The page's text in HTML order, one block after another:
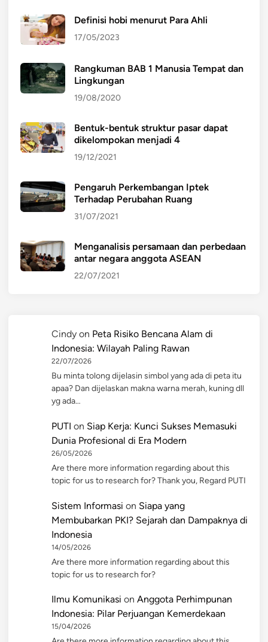
Definisi hobi menurut Para Ahli
17/05/2023
Rangkuman BAB 1 Manusia Tempat dan
Lingkungan
19/08/2020
Bentuk-bentuk struktur pasar dapat
dikelompokan menjadi 4
19/12/2021
Pengaruh Perkembangan Iptek
Terhadap Perubahan Ruang
31/07/2021
Menganalisis persamaan dan perbedaan
antar negara anggota ASEAN
22/07/2021
Cindy on Peta Risiko Bencana Alam di
Indonesia: Wilayah Paling Rawan
22/07/2026
Bu minta tolong dijelasin simbol yang ada di peta itu
apaa? Dan dijelaskan makna warna merah, kuning dll
yg ada…
PUTI on Siap Kerja: Kunci Sukses Memasuki
Dunia Profesional di Era Modern
26/05/2026
Are there more information regarding about this
topic for us to research for? Thank you, Regard PUTI
Sistem Informasi on Siapa yang
Membubarkan PKI? Sejarah dan Dampaknya di
Indonesia
14/05/2026
Are there more information regarding about this
topic for us to research for?
Ilmu Komunikasi on Anggota Perhimpunan
Indonesia: Pilar Perjuangan Kemerdekaan
15/04/2026